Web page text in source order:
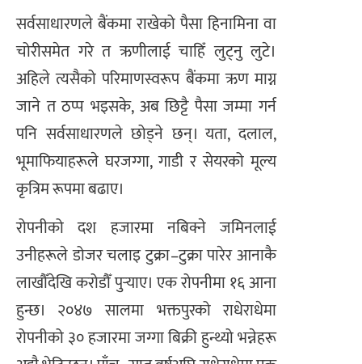
सर्वसाधारणले बैंकमा राखेको पैसा हिनामिना वा
चोरीसमेत गरे त ऋणीलाई चाहिँ लुट्नु लुटे।
अहिले त्यसैको परिमाणस्वरूप बैंकमा ऋण माग्न
जाने त ठप्प भइसके, अब छिट्टै पैसा जम्मा गर्न
पनि सर्वसाधारणले छोड्ने छन्। यता, दलाल,
भूमाफियाहरूले घरजग्गा, गाडी र सेयरको मूल्य
कृत्रिम रूपमा बढाए।
रोपनीको दश हजारमा नबिक्ने जमिनलाई
उनीहरूले डोजर चलाइ टुक्रा–टुक्रा पारेर आनाकै
लाखौँदेखि करोडौँ पुर्‍याए। एक रोपनीमा १६ आना
हुन्छ। २०४७ सालमा भक्तपुरको राधेराधेमा
रोपनीको ३० हजारमा जग्गा बिक्री हुन्थ्यो भन्नेहरू